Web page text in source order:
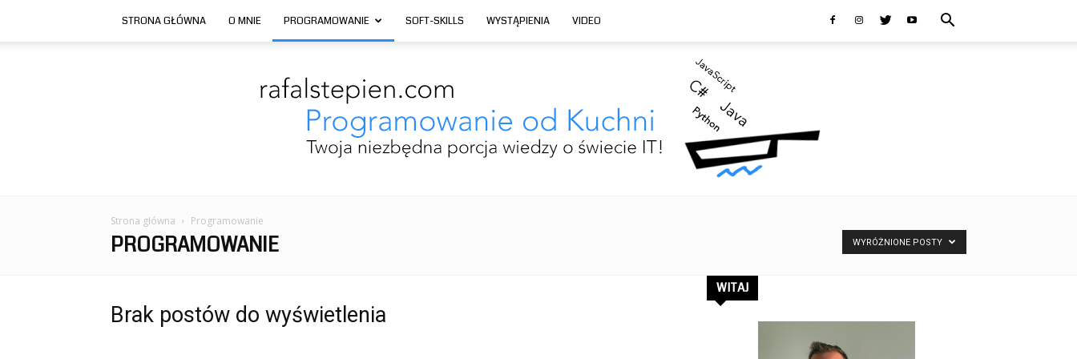
STRONA GŁÓWNA O MNIE PROGRAMOWANIE SOFT-SKILLS WYSTĄPIENIA VIDEO
Strona główna Programowanie
PROGRAMOWANIE WYRÓŻNIONE POSTY
Brak postów do wyświetlenia
WITAJ